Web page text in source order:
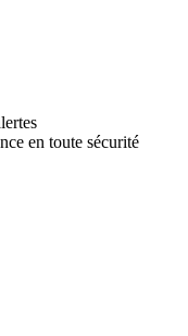
en toute sécurité